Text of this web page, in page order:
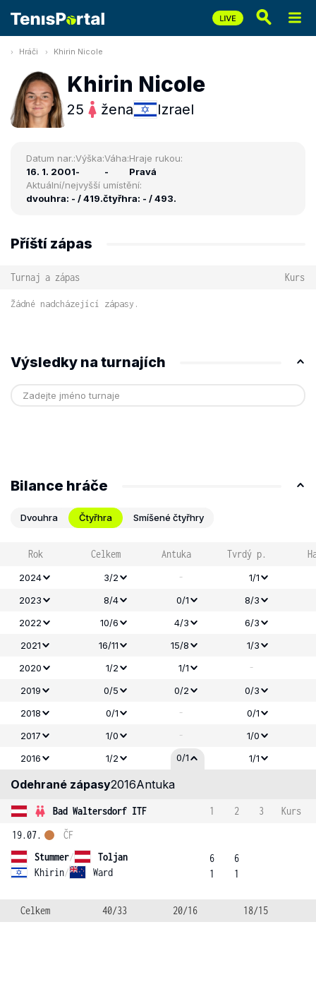
Hráči Khirin Nicole
Khirin Nicole
25 žena Izrael
Datum nar.:
16. 1. 2001
Výška:
-
Váha:
-
Hraje rukou:
Pravá
Aktuální/nejvyšší umístění:
dvouhra: - / 419.čtyřhra: - / 493.
Příští zápas
Turnaj a zápas Kurs
Žádné nadcházející zápasy.
Výsledky na turnajích
Bilance hráče
Dvouhra Čtyřhra Smíšené čtyřhry
Rok Celkem Antuka Tvrdý p.
2024 3/2 -
1/1
2023
8/4 0/1
8/3
2022
10/6 4/3
6/3
2021
16/11 15/8
1/3
2020
1/2 1/1 -
2019 0/5 0/2
0/3
2018
0/1 -
0/1
2017
1/0 -
1/0
2016
1/2 0/1 1/1
Odehrané zápasy2016Antuka
Bad Waltersdorf ITF 1 2 3
Kurs
19.07.
Stummer/
Toljan
Khirin/ Ward
ČF
6
1
6
1
Celkem 40/33 20/16 18/15